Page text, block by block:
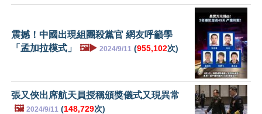
震撼！中國出現組團殺黨官 網友呼籲學
「孟加拉模式」
🖼️▶️ 2024/9/11 (955,102次)
張又俠出席航天員授稱頒獎儀式又現異常
🖼️ 2024/9/11 (148,729次)